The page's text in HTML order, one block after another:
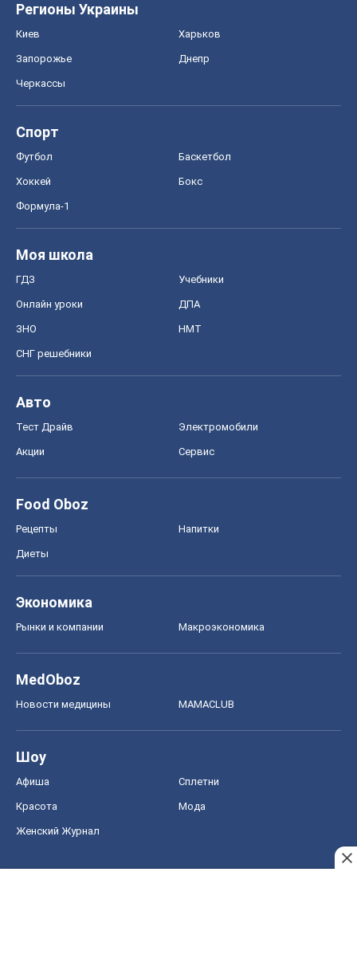
Регионы Украины
Киев Харьков
Запорожье Днепр
Черкассы
Спорт
Футбол Баскетбол
Хоккей Бокс
Формула-1
Моя школа
ГДЗ Учебники
Онлайн уроки ДПА
ЗНО НМТ
СНГ решебники
Авто
Тест Драйв Электромобили
Акции Сервис
Food Oboz
Рецепты Напитки
Диеты
Экономика
Рынки и компании Mакроэкономика
MedOboz
Новости медицины MAMACLUB
Шоу
Афиша Сплетни
Красота Мода
Женский Журнал